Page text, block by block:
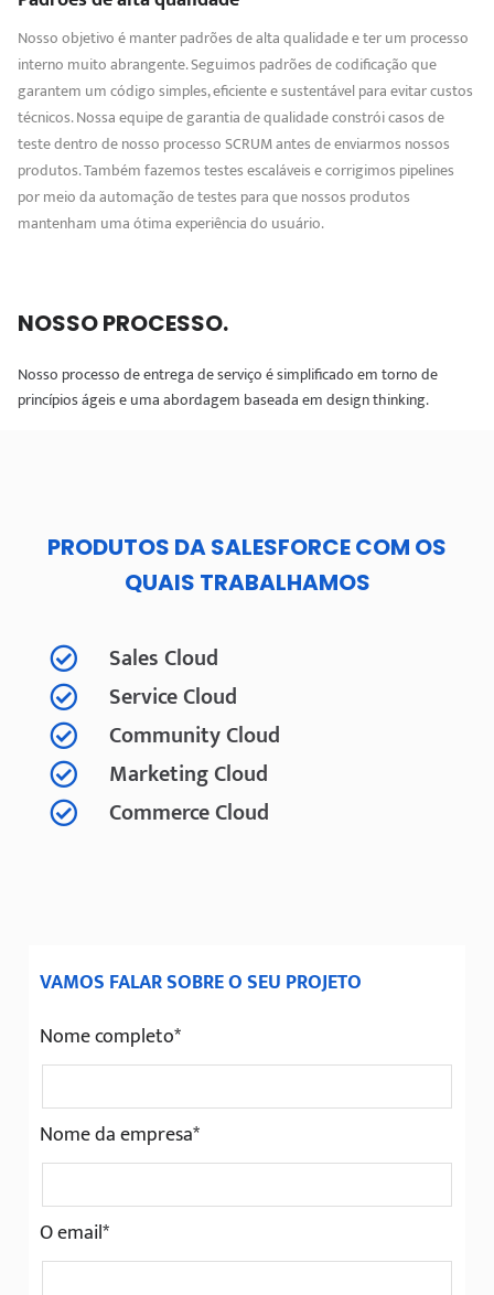
Nosso objetivo é manter padrões de alta qualidade e ter um processo
interno muito abrangente. Seguimos padrões de codificação que
garantem um código simples, eficiente e sustentável para evitar custos
técnicos. Nossa equipe de garantia de qualidade constrói casos de
teste dentro de nosso processo SCRUM antes de enviarmos nossos
produtos. Também fazemos testes escaláveis e corrigimos pipelines
por meio da automação de testes para que nossos produtos
mantenham uma ótima experiência do usuário.
NOSSO PROCESSO.
Nosso processo de entrega de serviço é simplificado em torno de
princípios ágeis e uma abordagem baseada em design thinking.
PRODUTOS DA SALESFORCE COM OS
QUAIS TRABALHAMOS
Sales Cloud
Service Cloud
Community Cloud
Marketing Cloud
Commerce Cloud
VAMOS FALAR SOBRE O SEU PROJETO
Nome completo*
Nome da empresa*
O email*